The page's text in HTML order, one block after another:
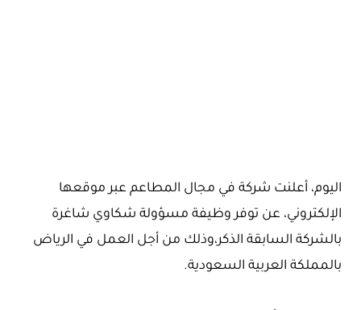
اليوم، أعلنت شركة في مجال المطاعم عبر موقعها
الإلكتروني، عن توفر وظيفة مسؤولة شكاوي شاغرة
بالشركة السابقة الذكر،وذلك من أجل العمل في الرياض
بالمملكة العربية السعودية.